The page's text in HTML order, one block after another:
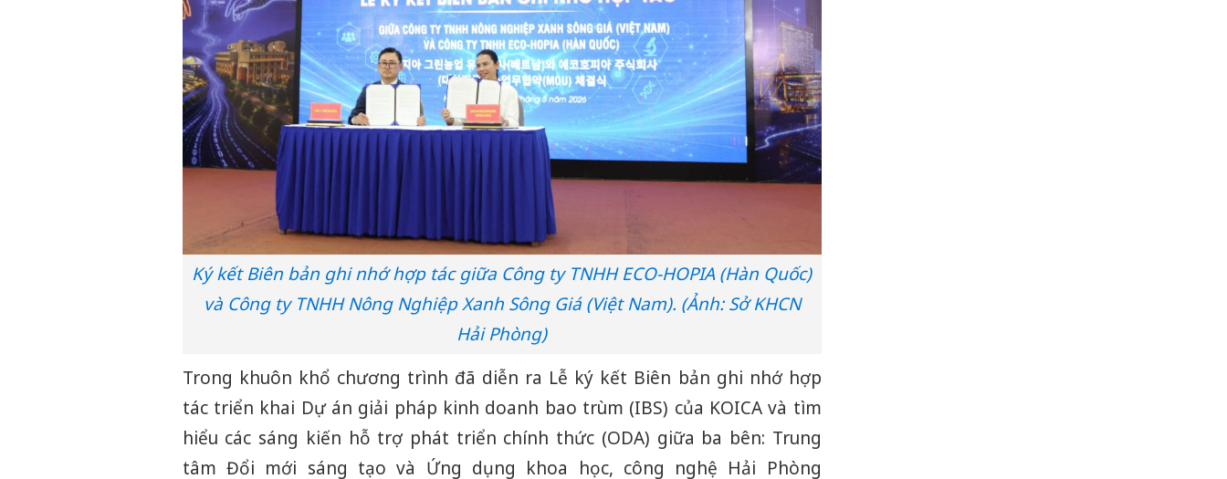
Ký kết Biên bản ghi nhớ hợp tác giữa Công ty TNHH ECO-HOPIA (Hàn Quốc)
và Công ty TNHH Nông Nghiệp Xanh Sông Giá (Việt Nam). (Ảnh: Sở KHCN
Hải Phòng)
Trong khuôn khổ chương trình đã diễn ra Lễ ký kết Biên bản ghi nhớ hợp
tác triển khai Dự án giải pháp kinh doanh bao trùm (IBS) của KOICA và tìm
hiểu các sáng kiến hỗ trợ phát triển chính thức (ODA) giữa ba bên: Trung
tâm Đổi mới sáng tạo và Ứng dụng khoa học, công nghệ Hải Phòng